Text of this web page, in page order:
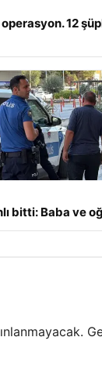
12
bitti: Baba ve